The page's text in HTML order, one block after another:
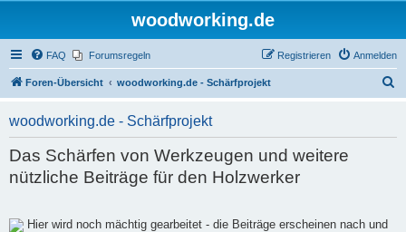
woodworking.de
FAQ Forumsregeln Anmelden
Registrieren
Foren-Übersicht woodworking.de - Schärfprojekt
woodworking.de - Schärfprojekt
Das Schärfen von Werkzeugen und weitere
nützliche Beiträge für den Holzwerker
Hier wird noch mächtig gearbeitet - die Beiträge erscheinen nach und